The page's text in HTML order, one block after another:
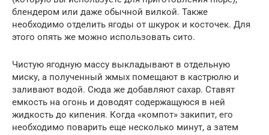
блендером или даже обычной вилкой. Также
необходимо отделить ягоды от шкурок и косточек. Для
этого опять же можно использовать сито.
Чистую ягодную массу выкладывают в отдельную
миску, а полученный жмых помещают в кастрюлю и
заливают водой. Сюда же добавляют сахар. Ставят
емкость на огонь и доводят содержащуюся в ней
жидкость до кипения. Когда «компот» закипит, его
необходимо поварить еще несколько минут, а затем